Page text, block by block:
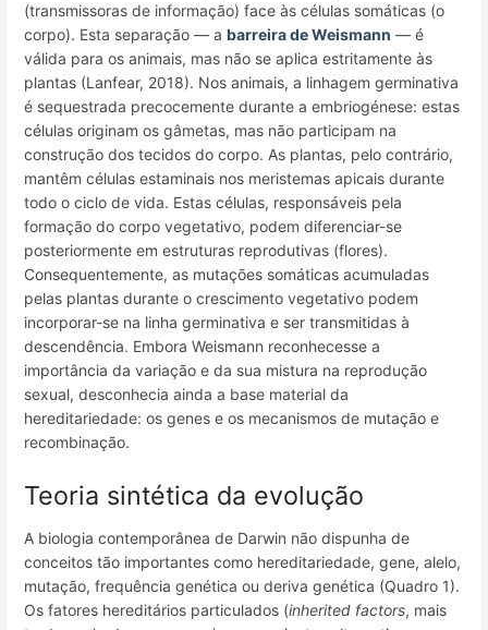
(transmissoras de informação) face às células somáticas (o
corpo). Esta separação — a barreira de Weismann — é
válida para os animais, mas não se aplica estritamente às
plantas (Lanfear, 2018). Nos animais, a linhagem germinativa
é sequestrada precocemente durante a embriogénese: estas
células originam os gâmetas, mas não participam na
construção dos tecidos do corpo. As plantas, pelo contrário,
mantêm células estaminais nos meristemas apicais durante
todo o ciclo de vida. Estas células, responsáveis pela
formação do corpo vegetativo, podem diferenciar-se
posteriormente em estruturas reprodutivas (flores).
Consequentemente, as mutações somáticas acumuladas
pelas plantas durante o crescimento vegetativo podem
incorporar-se na linha germinativa e ser transmitidas à
descendência. Embora Weismann reconhecesse a
importância da variação e da sua mistura na reprodução
sexual, desconhecia ainda a base material da
hereditariedade: os genes e os mecanismos de mutação e
recombinação.
Teoria sintética da evolução
A biologia contemporânea de Darwin não dispunha de
conceitos tão importantes como hereditariedade, gene, alelo,
mutação, frequência genética ou deriva genética (Quadro 1).
Os fatores hereditários particulados (inherited factors, mais